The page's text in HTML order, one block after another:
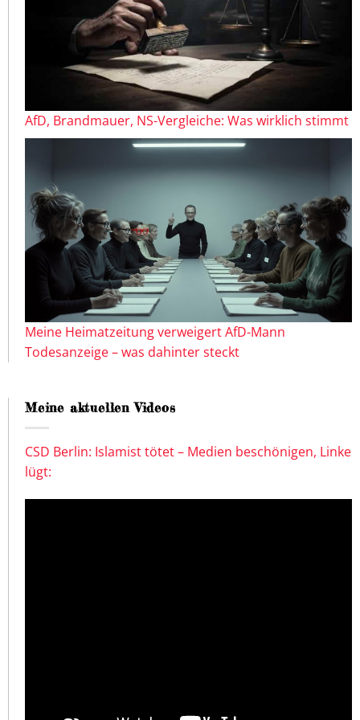
AfD, Brandmauer, NS-Vergleiche: Was wirklich stimmt
Meine Heimatzeitung verweigert AfD-Mann
Todesanzeige – was dahinter steckt
Meine aktuellen Videos
CSD Berlin: Islamist tötet – Medien beschönigen, Linke
lügt: